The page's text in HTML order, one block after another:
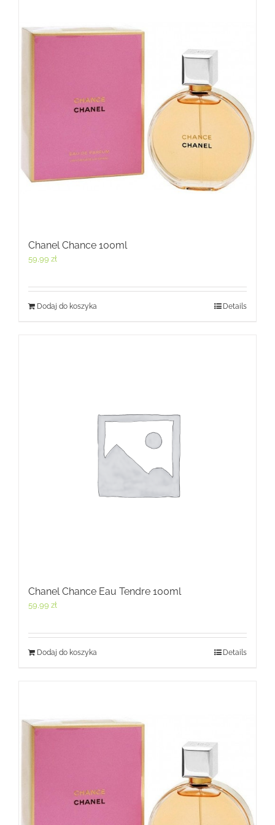
Chanel Chance 100ml
59,99 zł
Dodaj do koszyka Details
Chanel Chance Eau Tendre 100ml
59,99 zł
Dodaj do koszyka Details